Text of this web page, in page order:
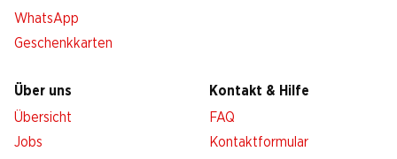
WhatsApp
Geschenkkarten
Über uns
Übersicht
Jobs
Kontakt & Hilfe
FAQ
Kontaktformular